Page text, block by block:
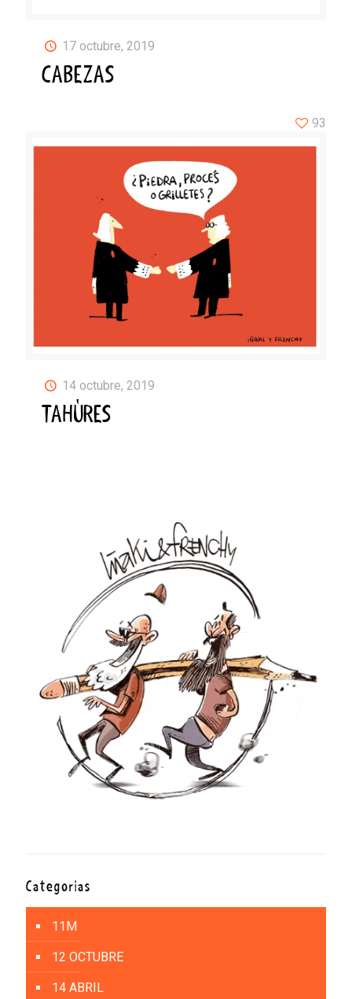
17 octubre, 2019
CABEZAS
14 octubre, 2019
TAHÚRES
93
Categorías
11M
12 OCTUBRE
14 ABRIL